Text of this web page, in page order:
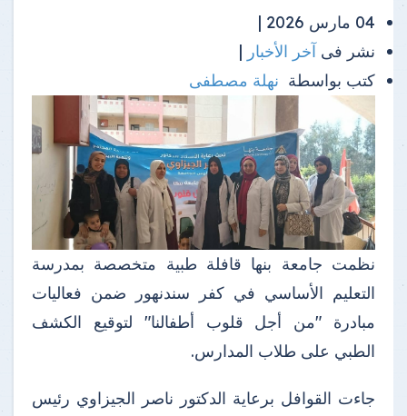
04 مارس 2026 |
نشر فى آخر الأخبار |
كتب بواسطة نهلة مصطفى
نظمت جامعة بنها قافلة طبية متخصصة بمدرسة
التعليم الأساسي في كفر سندنهور ضمن فعاليات
مبادرة "من أجل قلوب أطفالنا" لتوقيع الكشف
الطبي على طلاب المدارس.
جاءت القوافل برعاية الدكتور ناصر الجيزاوي رئيس